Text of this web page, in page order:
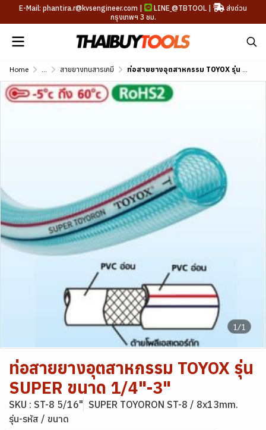
E-Mail: phantira.r@kvsengineer.com | LINE @TBTOOL |
ส่งด่วน
กรุงเทพฯ 3 ชม.
Home ... สายยางทนสารเคมี ท่อสายยางอุตสาหกรรม TOYOX รุ่น SUPER ขนาด 1/4"-3"
1/1
ท่อสายยางอุตสาหกรรม TOYOX รุ่น
SUPER ขนาด 1/4"-3"
SKU : ST-8 5/16" SUPER TOYORON ST-8 / 8x13mm.
รุ่น-รหัส / ขนาด